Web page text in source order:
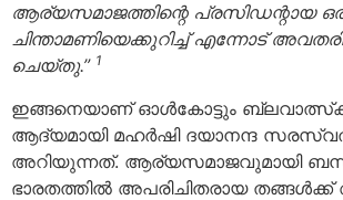
ആര്യസമാജത്തിന്റെ പ്രസിഡന്റായ
ചിന്താമണിയെക്കുറിച്ച് എന്നോട്
ചെയ്തു.” 1
ഇങ്ങനെയാണ് ഓള്‍കോട്ടും
ആദ്യമായി മഹര്‍ഷി ദയാനന്ദ
അറിയുന്നത്. ആര്യസമാജവുമായി
ഭാരതത്തില്‍ അപരിചിതരായ തങ്ങള്‍ക്ക്